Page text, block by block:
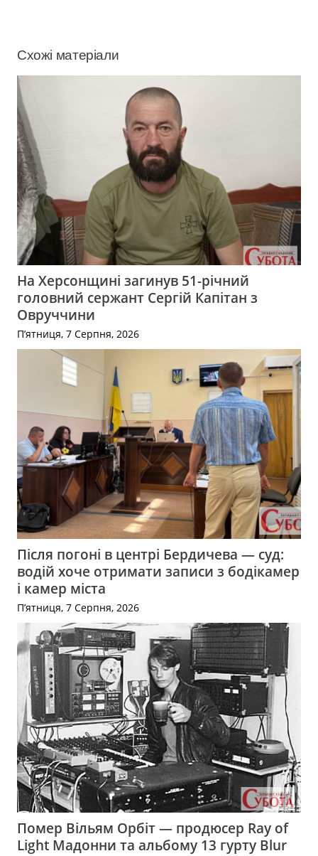
Схожі матеріали
На Херсонщині загинув 51-річний
головний сержант Сергій Капітан з
Овруччини
П’ятниця, 7 Серпня, 2026
Після погоні в центрі Бердичева — суд:
водій хоче отримати записи з бодікамер
і камер міста
П’ятниця, 7 Серпня, 2026
Помер Вільям Орбіт — продюсер Ray of
Light Мадонни та альбому 13 гурту Blur